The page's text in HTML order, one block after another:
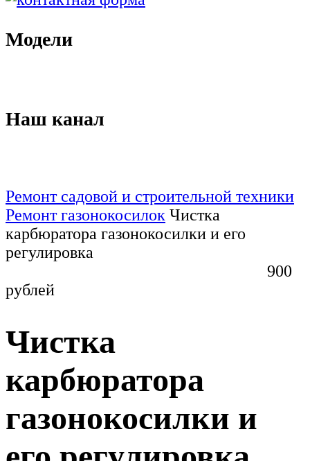
Модели
Наш канал
Ремонт садовой и строительной техники
Ремонт газонокосилок Чистка
карбюратора газонокосилки и его
регулировка
900
рублей
Чистка
карбюратора
газонокосилки и